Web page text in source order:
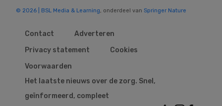
© 2026 | BSL Media & Learning, onderdeel van Springer Nature
Contact
Adverteren
Privacy statement
Cookies
Voorwaarden
Het laatste nieuws over de zorg. Snel,
geïnformeerd, compleet